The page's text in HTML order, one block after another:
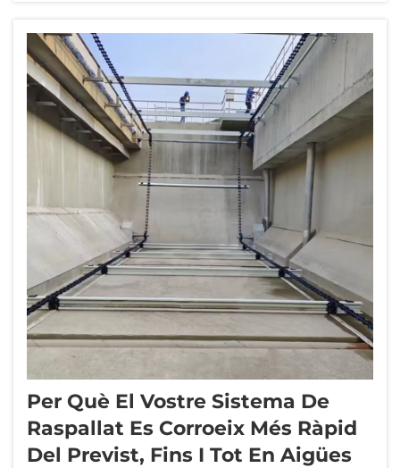
clarificador primari conté entre 150 i 400
mg/L d’ions clorur...
Per Què El Vostre Sistema De
Raspallat Es Corroeix Més Ràpid
Del Previst, Fins I Tot En Aigües